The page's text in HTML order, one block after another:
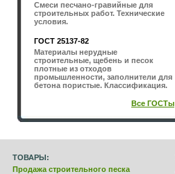
Смеси песчано-гравийные для
строительных работ. Технические
условия.
ГОСТ 25137-82
Материалы нерудные
строительные, щебень и песок
плотные из отходов
промышленности, заполнители для
бетона пористые. Классификация.
Все ГОСТы
ТОВАРЫ:
Продажа строительного песка